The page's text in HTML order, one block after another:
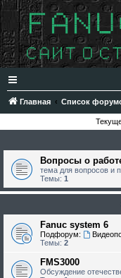
Главная Список
Вопросы о
тема для вопросов и
Темы: 1
Fanuc system 6
Подфорум:
Темы: 2
FMS3000
Обсуждение